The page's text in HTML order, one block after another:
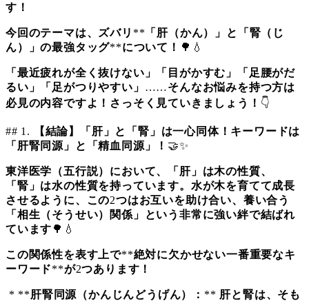
す！
今回のテーマは、ズバリ ** 「肝（かん）」と「腎（じ
ん）」の最強タッグ**について！ 🌳💧
「最近疲れが全く抜けない」「目がかすむ」「足腰がだ
るい」「足がつりやすい」 ……そんなお悩みを持つ方は
必見の内容ですよ！さっそく見ていきましょう！ 👇
## 1.
【結論】「肝」と「腎」は一心同体！キーワードは
「肝腎同源」と「精血同源」！ 🤝✨
東洋医学（五行説）において、「肝」は木の性質、
「腎」は水の性質を持っています。水が木を育てて成長
させるように、この2つはお互いを助け合い、養い合う
「相生（そうせい）関係」という非常に強い絆で結ばれ
ています 🌳💧
この関係性を表す上で**絶対に欠かせない一番重要なキ
ーワード**が2つあります！
* **肝腎同源（かんじんどうげん）： ** 肝と腎は、そも